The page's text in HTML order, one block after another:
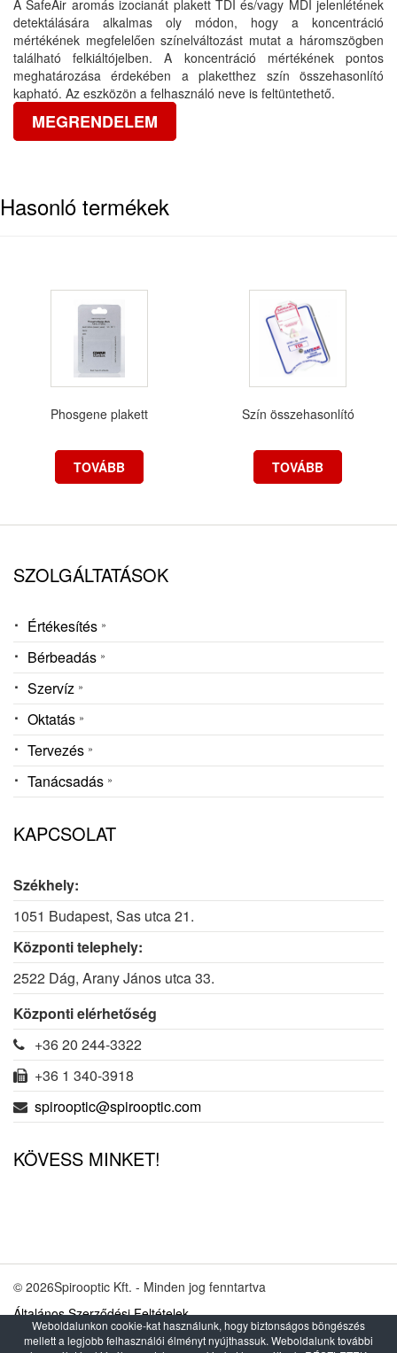
A SafeAir aromás izocianát plakett TDI és/vagy MDI jelenlétének
detektálására alkalmas oly módon, hogy a koncentráció
mértékének megfelelően színelváltozást mutat a háromszögben
található felkiáltójelben. A koncentráció mértékének pontos
meghatározása érdekében a plaketthez szín összehasonlító
kapható. Az eszközön a felhasználó neve is feltüntethető.
MEGRENDELEM
Hasonló termékek
Phosgene plakett
TOVÁBB
Szín összehasonlító
TOVÁBB
SZOLGÁLTATÁSOK
Értékesítés
Bérbeadás
Szervíz
Oktatás
Tervezés
Tanácsadás
KAPCSOLAT
Székhely:
1051 Budapest, Sas utca 21.
Központi telephely:
2522 Dág, Arany János utca 33.
Központi elérhetőség
+36 20 244-3322
+36 1 340-3918
spirooptic@spirooptic.com
KÖVESS MINKET!
© 2026Spirooptic Kft. - Minden jog fenntartva
Általános Szerződési Feltételek
Weboldalunkon cookie-kat használunk, hogy biztonságos böngészés
mellett a legjobb felhasználói élményt nyújthassuk. Weboldalunk további